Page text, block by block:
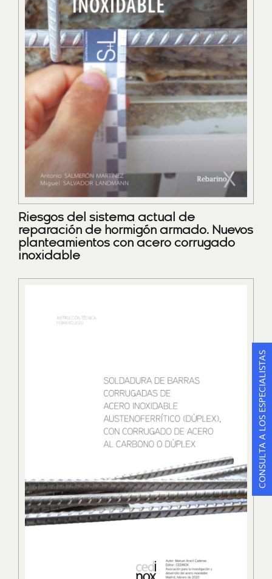
Riesgos del sistema actual de
reparación de hormigón armado. Nuevos
planteamientos con acero corrugado
inoxidable
CONSULTA A LOS ESPECIALISTAS